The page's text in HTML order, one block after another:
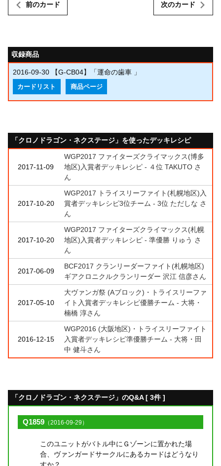
前のカード 次のカード
収録商品
2016-09-30 【G-CB04】「運命の歯車 」
カードリスト 商品ページ
「クロノドラゴン・ネクステージ」を使ったデッキレシピ
2017-11-09
WGP2017 ファイターズクライマックス(博多
地区)入賞者デッキレシピ - ４位 TAKUTO さ
ん
2017-10-20
WGP2017 トライスリーファイト(札幌地区)入
賞者デッキレシピ3位チーム - 3位 ただしな さ
ん
2017-10-20
WGP2017 ファイターズクライマックス(札幌
地区)入賞者デッキレシピ - 準優勝 りゅう さ
ん
2017-06-09
BCF2017 クランリーダーファイト(札幌地区)
ギアクロニクルクランリーダー 沢江 信彦さん
2017-05-10
大ヴァンガ祭 (Aブロック)・トライスリーファ
イト入賞者デッキレシピ優勝チーム - 大将・
楠橋 淳さん
2016-12-15
WGP2016 (大阪地区)・トライスリーファイト
入賞者デッキレシピ準優勝チーム - 大将・田
中 健斗さん
「クロノドラゴン・ネクステージ」のQ&A [ 3件 ]
Q1859 （2016-09-29）
このユニットがバトル中にＧゾーンに置かれた場
合、ヴァンガードサークルにあるカードはどうなり
すか？